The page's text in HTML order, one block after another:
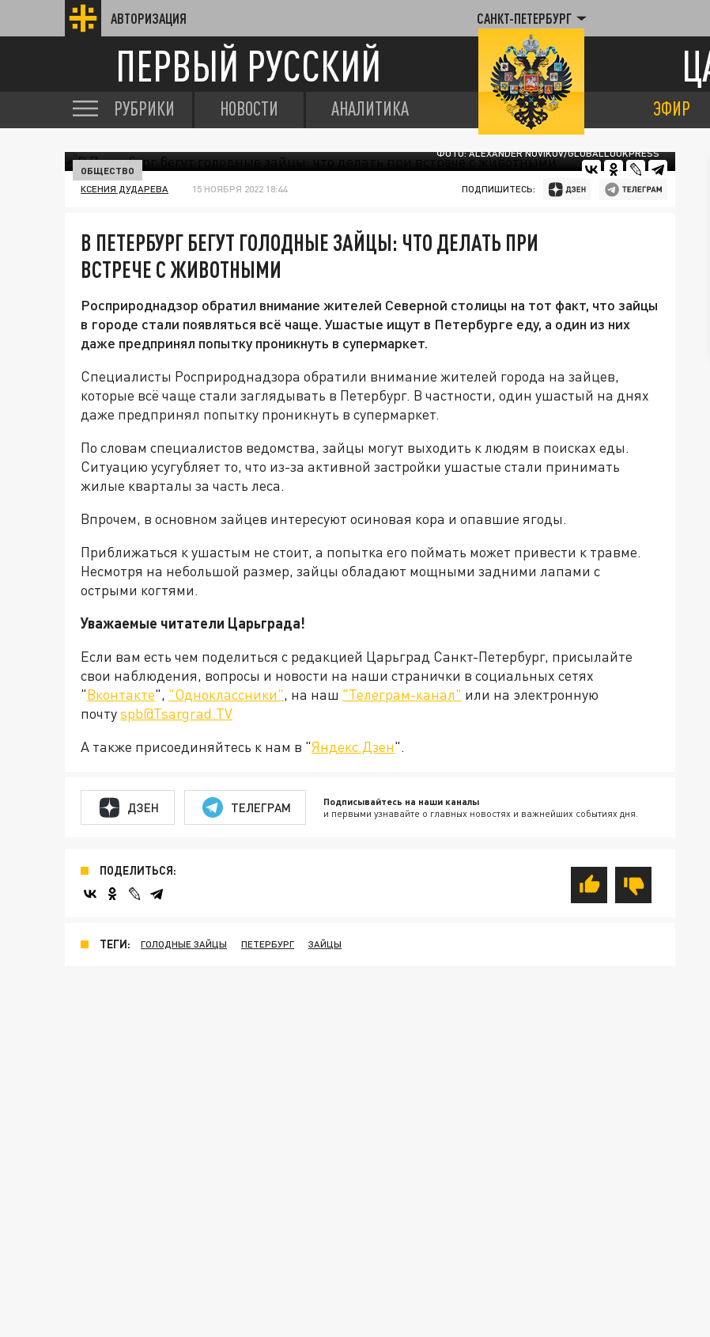
АВТОРИЗАЦИЯ САНКТ-ПЕТЕРБУРГ
ПЕРВЫЙ РУССКИЙ
РУБРИКИ НОВОСТИ АНАЛИТИКА ЭФИР
ФОТО: ALEXANDER NOVIKOV/GLOBALLOOKPRESS
ОБЩЕСТВО
КСЕНИЯ ДУДАРЕВА 15 НОЯБРЯ 2022 18:44 ПОДПИШИТЕСЬ:
В ПЕТЕРБУРГ БЕГУТ ГОЛОДНЫЕ ЗАЙЦЫ: ЧТО ДЕЛАТЬ ПРИ
ВСТРЕЧЕ С ЖИВОТНЫМИ
Росприроднадзор обратил внимание жителей Северной столицы на тот факт, что зайцы
в городе стали появляться всё чаще. Ушастые ищут в Петербурге еду, а один из них
даже предпринял попытку проникнуть в супермаркет.
Специалисты Росприроднадзора обратили внимание жителей города на зайцев,
которые всё чаще стали заглядывать в Петербург. В частности, один ушастый на днях
даже предпринял попытку проникнуть в супермаркет.
По словам специалистов ведомства, зайцы могут выходить к людям в поисках еды.
Ситуацию усугубляет то, что из-за активной застройки ушастые стали принимать
жилые кварталы за часть леса.
Впрочем, в основном зайцев интересуют осиновая кора и опавшие ягоды.
Приближаться к ушастым не стоит, а попытка его поймать может привести к травме.
Несмотря на небольшой размер, зайцы обладают мощными задними лапами с
острыми когтями.
Уважаемые читатели Царьграда!
Если вам есть чем поделиться с редакцией Царьград Санкт-Петербург, присылайте
свои наблюдения, вопросы и новости на наши странички в социальных сетях
"Вконтакте", "Одноклассники", на наш "Телеграм-канал" или на электронную
почтуspb@Tsargrad.TV
А также присоединяйтесь к нам в "Яндекс.Дзен".
ДЗЕН ТЕЛЕГРАМ Подписывайтесь на наши каналы
и первыми узнавайте о главных новостях и важнейших событиях дня.
ПОДЕЛИТЬСЯ:
ТЕГИ: ГОЛОДНЫЕ ЗАЙЦЫ ПЕТЕРБУРГ ЗАЙЦЫ